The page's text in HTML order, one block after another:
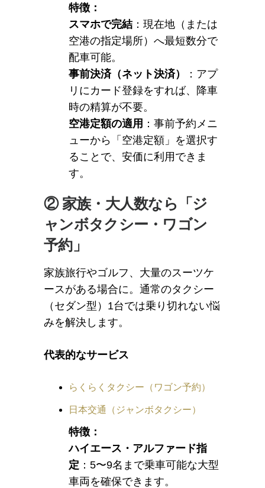
特徴：
スマホで完結：現在地（または
空港の指定場所）へ最短数分で
配車可能。
事前決済（ネット決済）
：アプ
リにカード登録をすれば、降車
時の精算が不要。
空港定額の適用 ：事前予約メニ
ューから「空港定額」を選択す
ることで、安価に利用できま
す。
② 家族・大人数なら「ジ
ャンボタクシー・ワゴン
予約」
家族旅行やゴルフ、大量のスーツケ
ースがある場合に。通常のタクシー
（セダン型）1台では乗り切れない悩
みを解決します。
代表的なサービス
らくらくタクシー（ワゴン予約）
日本交通（ジャンボタクシー）
特徴：
ハイエース・アルファード指
定 ：5〜9名まで乗車可能な大型
車両を確保できます。